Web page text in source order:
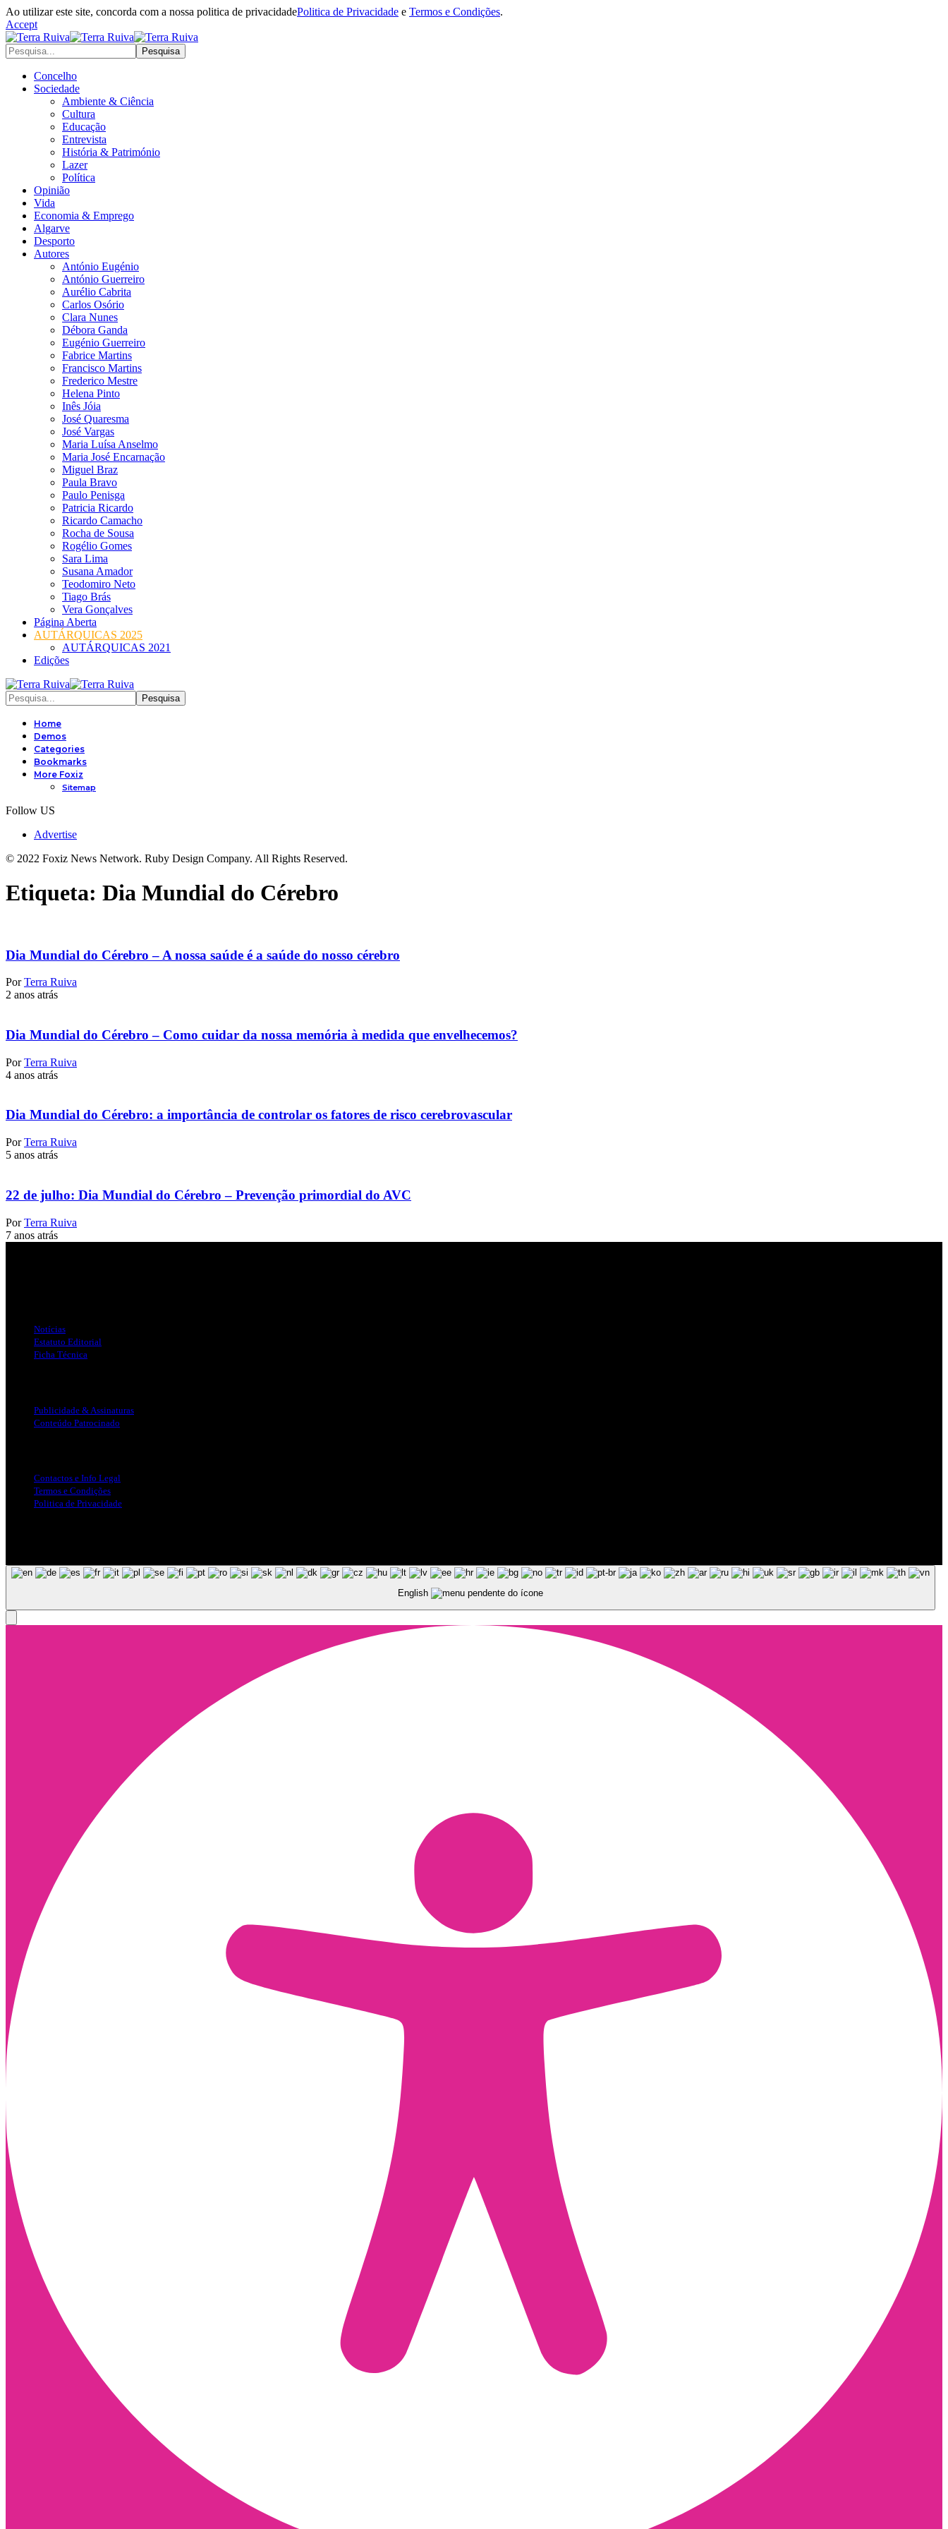
Ao utilizar este site, concorda com a nossa politica de privacidadePolitica de Privacidade e Termos e Condições.
Accept
Concelho
Sociedade
Ambiente & Ciência
Cultura
Educação
Entrevista
História & Património
Lazer
Política
Opinião
Vida
Economia & Emprego
Algarve
Desporto
Autores
António Eugénio
António Guerreiro
Aurélio Cabrita
Carlos Osório
Clara Nunes
Débora Ganda
Eugénio Guerreiro
Fabrice Martins
Francisco Martins
Frederico Mestre
Helena Pinto
Inês Jóia
José Quaresma
José Vargas
Maria Luísa Anselmo
Maria José Encarnação
Miguel Braz
Paula Bravo
Paulo Penisga
Patricia Ricardo
Ricardo Camacho
Rocha de Sousa
Rogélio Gomes
Sara Lima
Susana Amador
Teodomiro Neto
Tiago Brás
Vera Gonçalves
Página Aberta
AUTÁRQUICAS 2025
AUTÁRQUICAS 2021
Edições
Home
Demos
Categories
Bookmarks
More Foxiz
Sitemap
Follow US
Advertise
© 2022 Foxiz News Network. Ruby Design Company. All Rights Reserved.
Etiqueta: Dia Mundial do Cérebro
Dia Mundial do Cérebro – A nossa saúde é a saúde do nosso cérebro
Por Terra Ruiva
2 anos atrás
Dia Mundial do Cérebro – Como cuidar da nossa memória à medida que envelhecemos?
Por Terra Ruiva
4 anos atrás
Dia Mundial do Cérebro: a importância de controlar os fatores de risco cerebrovascular
Por Terra Ruiva
5 anos atrás
22 de julho: Dia Mundial do Cérebro – Prevenção primordial do AVC
Por Terra Ruiva
7 anos atrás
Notícias
Estatuto Editorial
Ficha Técnica
Publicidade & Assinaturas
Conteúdo Patrocinado
Contactos e Info Legal
Termos e Condições
Politica de Privacidade
English